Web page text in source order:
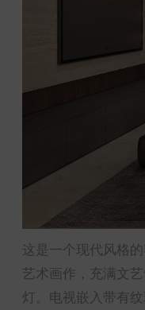
这是一个现代风格
艺术画作，充满文
灯。电视嵌入带有